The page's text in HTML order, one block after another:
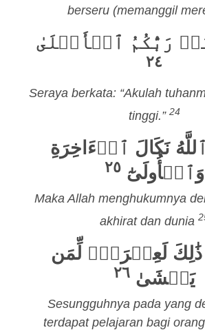
berseru (memanggil
رَبُّكُمُ ٱلۡأَعۡلَىٰ
٢٤
Seraya berkata: “Akulah
tinggi.” 24
نَكَالَ ٱلۡءَاخِرَةِ
وَٱلۡأُولَىٰٓ٢٥
Maka Allah menghukumnya
akhirat dan dunia
ذَٰلِكَ لَعِبۡرَةًۭ لِّمَن
يَخۡشَىٰ٢٦
Sesungguhnya pada yang
terdapat pelajaran bagi